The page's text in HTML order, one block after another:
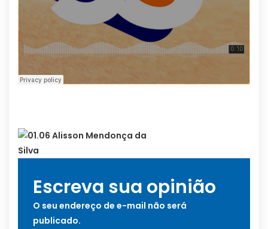
Escreva sua opinião
O seu endereço de e-mail não será
publicado.